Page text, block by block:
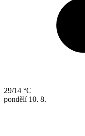
29/14 °C
pondělí 10. 8.